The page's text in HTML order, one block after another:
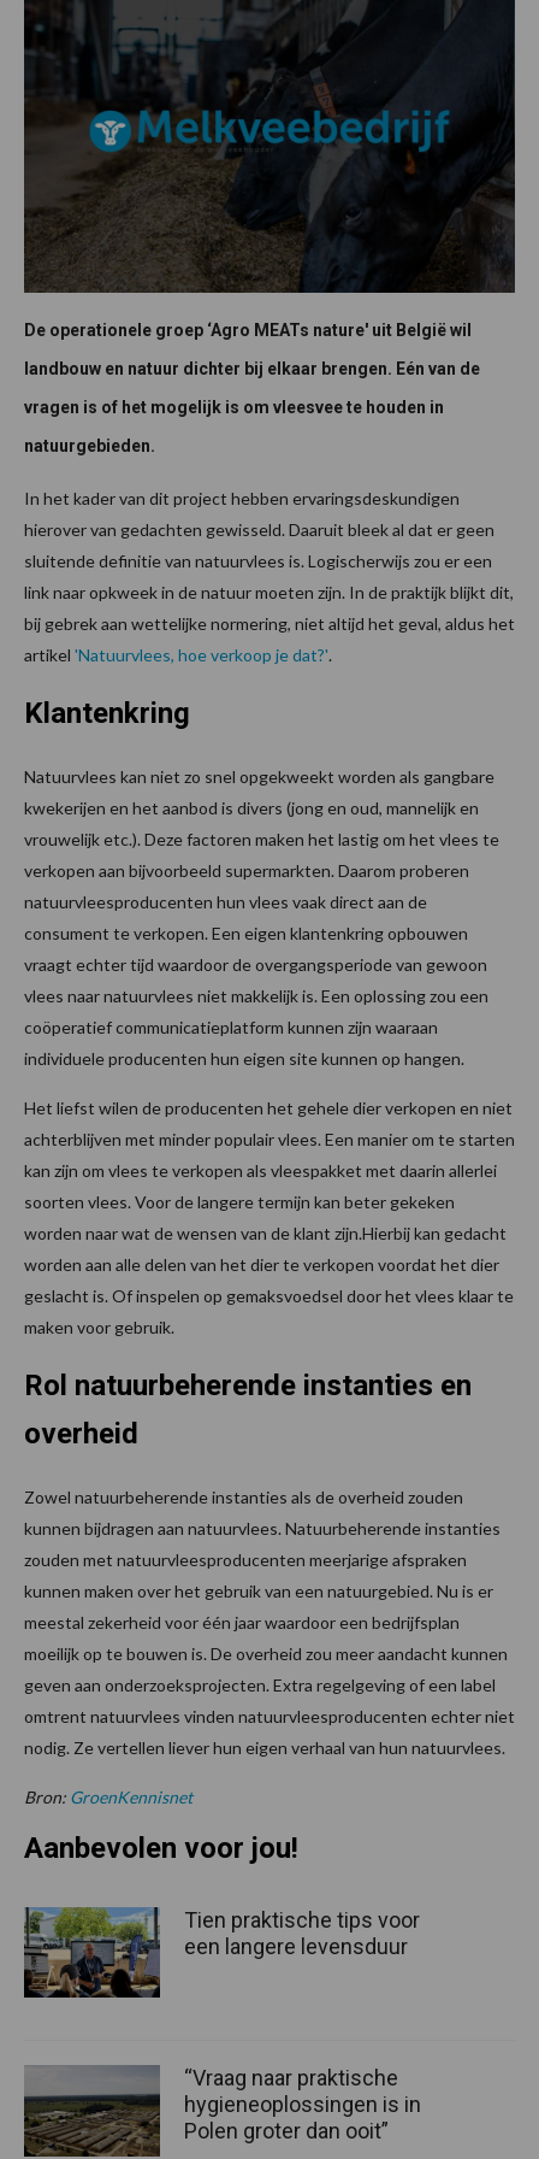
De operationele groep ‘Agro MEATs nature' uit België wil
landbouw en natuur dichter bij elkaar brengen. Eén van de
vragen is of het mogelijk is om vleesvee te houden in
natuurgebieden.
In het kader van dit project hebben ervaringsdeskundigen
hierover van gedachten gewisseld. Daaruit bleek al dat er geen
sluitende definitie van natuurvlees is. Logischerwijs zou er een
link naar opkweek in de natuur moeten zijn. In de praktijk blijkt dit,
bij gebrek aan wettelijke normering, niet altijd het geval, aldus het
artikel 'Natuurvlees, hoe verkoop je dat?'.
Klantenkring
Natuurvlees kan niet zo snel opgekweekt worden als gangbare
kwekerijen en het aanbod is divers (jong en oud, mannelijk en
vrouwelijk etc.). Deze factoren maken het lastig om het vlees te
verkopen aan bijvoorbeeld supermarkten. Daarom proberen
natuurvleesproducenten hun vlees vaak direct aan de
consument te verkopen. Een eigen klantenkring opbouwen
vraagt echter tijd waardoor de overgangsperiode van gewoon
vlees naar natuurvlees niet makkelijk is. Een oplossing zou een
coöperatief communicatieplatform kunnen zijn waaraan
individuele producenten hun eigen site kunnen op hangen.
Het liefst wilen de producenten het gehele dier verkopen en niet
achterblijven met minder populair vlees. Een manier om te starten
kan zijn om vlees te verkopen als vleespakket met daarin allerlei
soorten vlees. Voor de langere termijn kan beter gekeken
worden naar wat de wensen van de klant zijn.Hierbij kan gedacht
worden aan alle delen van het dier te verkopen voordat het dier
geslacht is. Of inspelen op gemaksvoedsel door het vlees klaar te
maken voor gebruik.
Rol natuurbeherende instanties en
overheid
Zowel natuurbeherende instanties als de overheid zouden
kunnen bijdragen aan natuurvlees. Natuurbeherende instanties
zouden met natuurvleesproducenten meerjarige afspraken
kunnen maken over het gebruik van een natuurgebied. Nu is er
meestal zekerheid voor één jaar waardoor een bedrijfsplan
moeilijk op te bouwen is. De overheid zou meer aandacht kunnen
geven aan onderzoeksprojecten. Extra regelgeving of een label
omtrent natuurvlees vinden natuurvleesproducenten echter niet
nodig. Ze vertellen liever hun eigen verhaal van hun natuurvlees.
Bron: GroenKennisnet
Aanbevolen voor jou!
Tien praktische tips voor
een langere levensduur
“Vraag naar praktische
hygieneoplossingen is in
Polen groter dan ooit”